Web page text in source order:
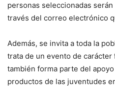
personas seleccionadas
través del correo electrónico
Además, se invita a toda la
trata de un evento de carácter
también forma parte del
productos de las juventudes